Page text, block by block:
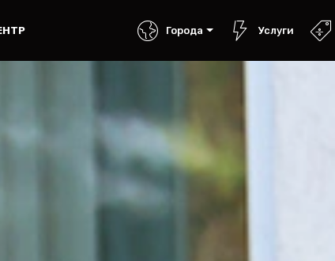
Города Услуги